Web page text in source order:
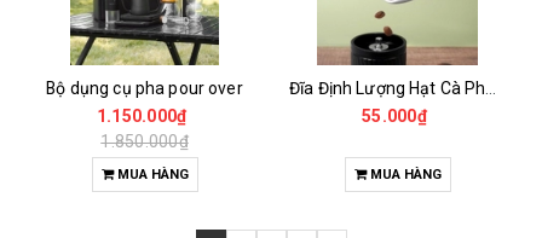
Bộ dụng cụ pha pour over
1.150.000₫
1.850.000₫
MUA HÀNG
55.000₫
MUA HÀNG